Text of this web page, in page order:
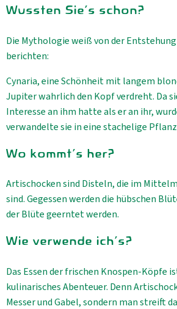
Wussten Sie's schon?
Die Mythologie weiß von der
berichten:
Cynaria, eine Schönheit mit langem
Jupiter wahrlich den Kopf verdreht. Da
Interesse an ihm hatte als er an ihr,
verwandelte sie in eine stachelige
Wo kommt's her?
Artischocken sind Disteln, die im
sind. Gegessen werden die hübschen
der Blüte geerntet werden.
Wie verwende ich's?
Das Essen der frischen Knospen-Köpfe
kulinarisches Abenteuer. Denn
Messer und Gabel, sondern man streift